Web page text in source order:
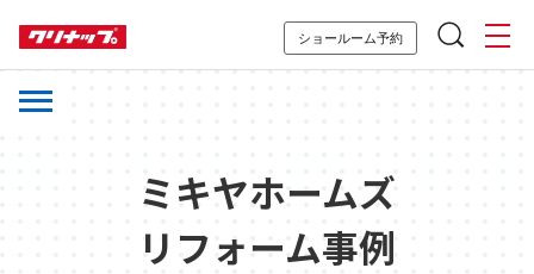
ショールーム予約
ミキヤホームズ
リフォーム事例